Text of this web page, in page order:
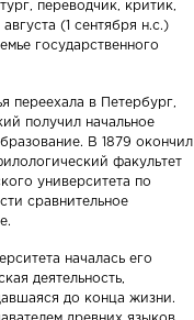
На
переводчик, критик,
(1 сентября н.с.)
государственного
переехала в Петербург,
получил начальное
В 1879 окончил
факультет
университета по
сравнительное
началась его
деятельность,
до конца жизни.